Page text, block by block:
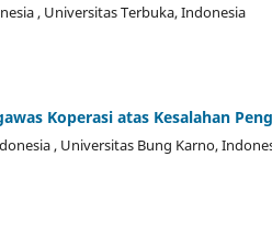
, Universitas Terbuka, Indonesia
Koperasi atas Kesalahan
, Universitas Bung Karno,